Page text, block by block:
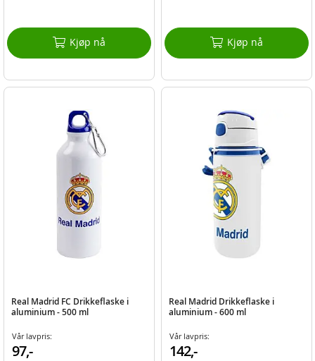
Kjøp nå Kjøp nå
Real Madrid FC Drikkeflaske i
aluminium - 500 ml
Vår lavpris:
97,-
Real Madrid Drikkeflaske i
aluminium - 600 ml
Vår lavpris:
142,-